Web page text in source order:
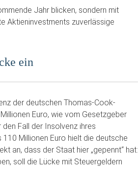
Jahr blicken, sondern mit
Aktieninvestments zuverlässige
ein
der deutschen Thomas-Cook-
Euro, wie vom Gesetzgeber
Fall der Insolvenz ihres
Millionen Euro hielt die deutsche
an, dass der Staat hier „gepennt“ hat:
soll die Lücke mit Steuergeldern